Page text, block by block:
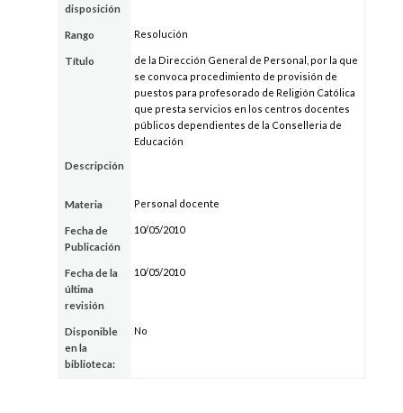
disposición
Rango Resolución
Título
de la Dirección General de Personal, por la que
se convoca procedimiento de provisión de
puestos para profesorado de Religión Católica
que presta servicios en los centros docentes
públicos dependientes de la Conselleria de
Educación
Descripción
Materia Personal docente
Fecha de
Publicación
10/05/2010
Fecha de la
última
revisión
10/05/2010
Disponible
en la
biblioteca:
No